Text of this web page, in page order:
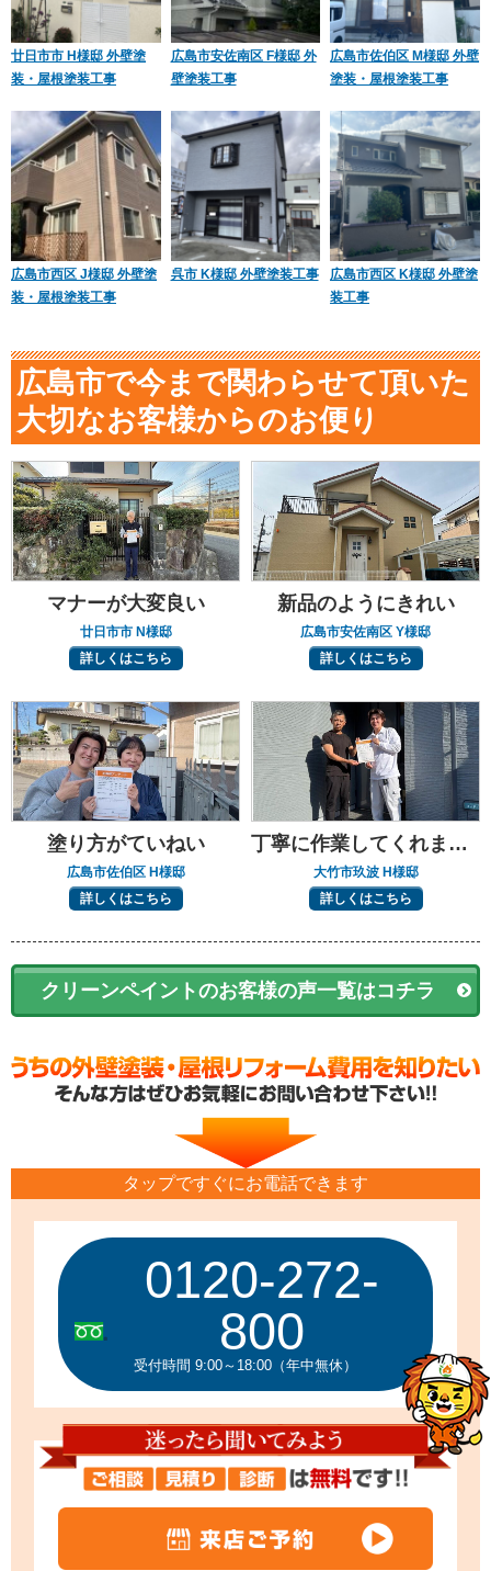
廿日市市 H様邸 外壁塗
装・屋根塗装工事
広島市安佐南区 F様邸 外
壁塗装工事
広島市佐伯区 M様邸 外壁
塗装・屋根塗装工事
広島市西区 J様邸 外壁塗
装・屋根塗装工事
呉市 K様邸 外壁塗装工事
広島市西区 K様邸 外壁塗
装工事
広島市で今まで関わらせて頂いた
大切なお客様からのお便り
マナーが大変良い
廿日市市 N様邸
詳しくはこちら
新品のようにきれい
広島市安佐南区 Y様邸
詳しくはこちら
塗り方がていねい
広島市佐伯区 H様邸
詳しくはこちら
丁寧に作業してくれました
大竹市玖波 H様邸
詳しくはこちら
クリーンペイントのお客様の声一覧はコチラ
タップですぐにお電話できます
0120-272-
800
受付時間 9:00～18:00（年中無休）